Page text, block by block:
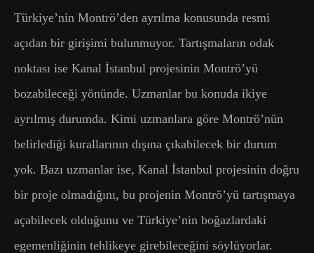
Türkiye’nin Montrö’den ayrılma konusunda resmi
açıdan bir girişimi bulunmuyor. Tartışmaların odak
noktası ise Kanal İstanbul projesinin Montrö’yü
bozabileceği yönünde. Uzmanlar bu konuda ikiye
ayrılmış durumda. Kimi uzmanlara göre Montrö’nün
belirlediği kurallarının dışına çıkabilecek bir durum
yok. Bazı uzmanlar ise, Kanal İstanbul projesinin doğru
bir proje olmadığını, bu projenin Montrö’yü tartışmaya
açabilecek olduğunu ve Türkiye’nin boğazlardaki
egemenliğinin tehlikeye girebileceğini söylüyorlar.